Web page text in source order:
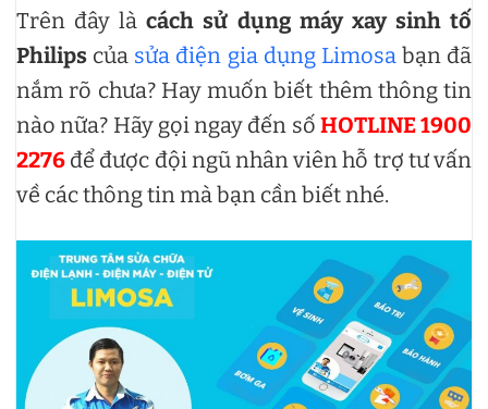
Trên đây làcách sử dụng máy xay sinh tố
Philips của sửa điện gia dụng Limosabạn đã
nắm rõ chưa? Hay muốn biết thêm thông tin
nào nữa? Hãy gọi ngay đến số HOTLINE 1900
2276 để được đội ngũ nhân viên hỗ trợ tư vấn
về các thông tin mà bạn cần biết nhé.